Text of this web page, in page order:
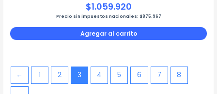
$1.059.920
Precio sin impuestos nacionales: $875.967
Agregar al carrito
← 1 2 3 4 5 6 7 8